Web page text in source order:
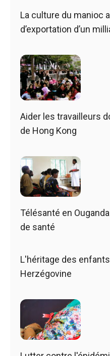
La culture du manioc
d’exportation d’un
Aider les travailleurs
de Hong Kong
Télésanté en
de santé
L'héritage des
Herzégovine